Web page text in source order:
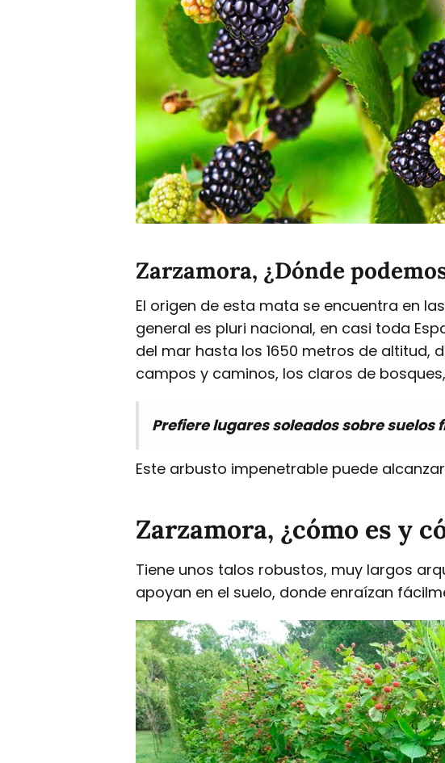
Zarzamora, ¿Dónde
El origen de esta mata se encuentra en
general es pluri nacional, en casi toda
del mar hasta los 1650 metros de altitud,
campos y caminos, los claros de
Prefiere lugares soleados sobre suelos
Este arbusto impenetrable puede
Zarzamora, ¿cómo es y
Tiene unos talos robustos, muy largos
apoyan en el suelo, donde enraízan